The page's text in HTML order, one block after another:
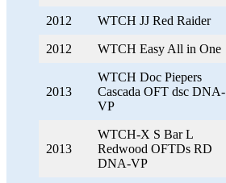
2012 WTCH JJ Red Raider
2012 WTCH Easy All in One
2013
WTCH Doc Piepers
Cascada OFT dsc DNA-
VP
2013
WTCH-X S Bar L
Redwood OFTDs RD
DNA-VP